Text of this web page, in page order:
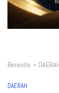
Beranda
DAERAH